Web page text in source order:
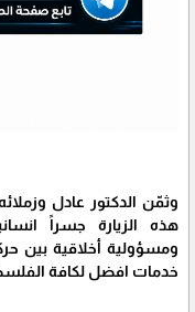
وثمّن الدكتور عادل
هذه الزيارة جسراً
ومسؤولية أخلاقية بين
خدمات افضل لكافة